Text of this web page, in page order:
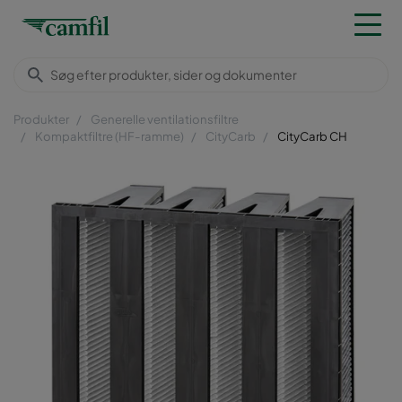
Produkter
Generelle ventilationsfiltre
Kompaktfiltre (HF-ramme)
CityCarb CityCarb CH